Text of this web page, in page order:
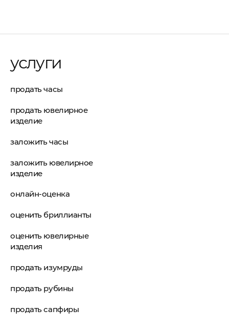
услуги
продать часы
продать ювелирное
изделие
заложить часы
заложить ювелирное
изделие
онлайн-оценка
оценить бриллианты
оценить ювелирные
изделия
продать изумруды
продать рубины
продать сапфиры